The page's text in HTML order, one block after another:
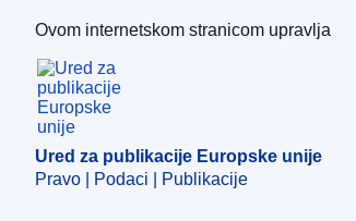
Ured za publikacije Europske unije
Ovom internetskom stranicom upravlja
Ured za publikacije Europske unije
Pravo | Podaci | Publikacije